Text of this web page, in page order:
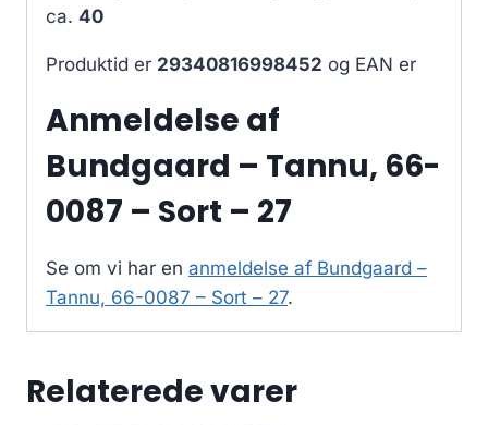
ca. 40
Produktid er 29340816998452 og EAN er
Anmeldelse af
Bundgaard – Tannu, 66-
0087 – Sort – 27
Se om vi har en anmeldelse af Bundgaard –
Tannu, 66-0087 – Sort – 27.
Relaterede varer